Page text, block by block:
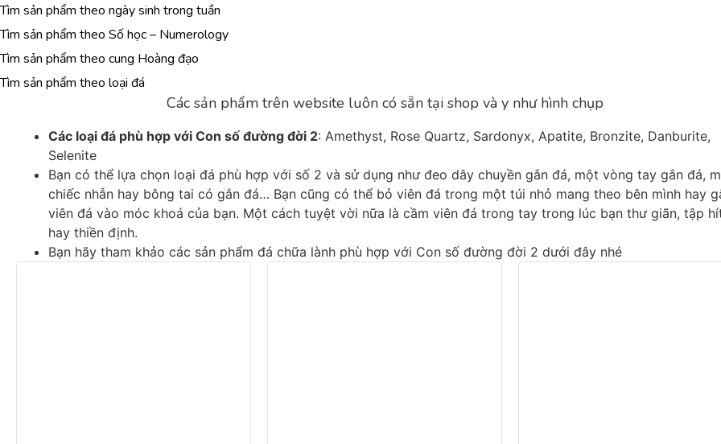
Tìm sản phẩm theo ngày sinh trong tuần
Tìm sản phẩm theo Số học – Numerology
Tìm sản phẩm theo cung Hoàng đạo
Tìm sản phẩm theo loại đá
Các sản phẩm trên website luôn có sẵn tại shop và y như hình chụp
Các loại đá phù hợp với Con số đường đời 2: Amethyst, Rose Quartz, Sardonyx, Apatite, Bronzite, Danburite,
Selenite
Bạn có thể lựa chọn loại đá phù hợp với số 2 và sử dụng như đeo dây chuyền gắn đá, một vòng tay gắn đá,
chiếc nhẫn hay bông tai có gắn đá… Bạn cũng có thể bỏ viên đá trong một túi nhỏ mang theo bên mình hay
viên đá vào móc khoá của bạn. Một cách tuyệt vời nữa là cầm viên đá trong tay trong lúc bạn thư giãn, tập
hay thiền định.
Bạn hãy tham khảo các sản phẩm đá chữa lành phù hợp với Con số đường đời 2 dưới đây nhé